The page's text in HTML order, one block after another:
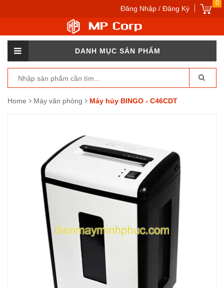
0
Đăng Nhập / Đăng Ký
DANH MỤC SẢN PHẨM
Home Máy văn phòng Máy hủy BINGO - C46CDT